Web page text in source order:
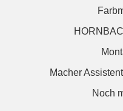
Macher
Noch